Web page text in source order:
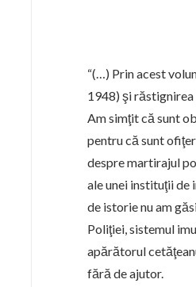
“(…) Prin acest
1948) şi
Am simţit că sunt
pentru că sunt
despre martirajul
ale unei instituţii de
de istorie nu am
Poliţiei, sistemul
apărătorul
fără de ajutor.